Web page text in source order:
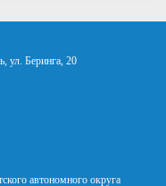
ул. Беринга, 20
автономного округа